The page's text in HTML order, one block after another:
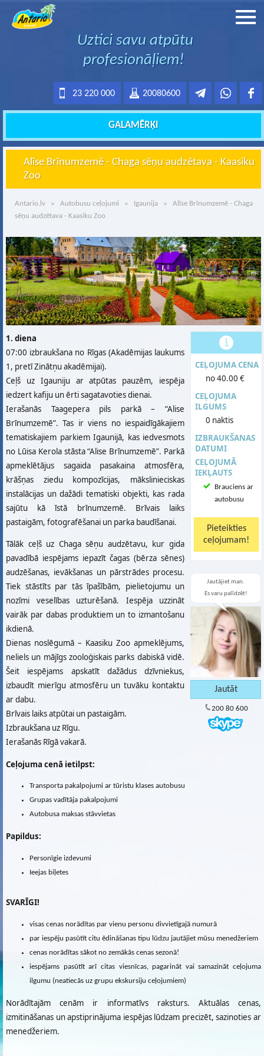
Uztici savu atpūtu
profesionāļiem!
20080600
23 220 000
GALAMĒRĶI
Alīse Brīnumzemē - Chaga sēņu audzētava - Kaasiku
Zoo
Antario.lv » Autobusu ceļojumi » Igaunija » Alīse Brīnumzemē - Chaga
sēņu audzētava - Kaasiku Zoo
CEĻOJUMA CENA
no 40.00 €
CEĻOJUMA
ILGUMS
0 naktis
IZBRAUKŠANAS
DATUMI
CEĻOJUMĀ
IEKĻAUTS
Brauciens ar
autobusu
Jautājiet man.
Es varu palīdzēt!
200 80 600
1. diena
07:00 izbraukšana no Rīgas (Akadēmijas laukums
1, pretī Zinātņu akadēmijai).
Ceļš uz Igauniju ar atpūtas pauzēm, iespēja
iedzert kafiju un ērti sagatavoties dienai.
Ierašanās Taagepera pils parkā – “Alise
Brīnumzemē”. Tas ir viens no iespaidīgākajiem
tematiskajiem parkiem Igaunijā, kas iedvesmots
no Lūisa Kerola stāsta “Alise Brīnumzemē”. Parkā
apmeklētājus sagaida pasakaina atmosfēra,
krāšņas ziedu kompozīcijas, mākslinieciskas
instalācijas un dažādi tematiski objekti, kas rada
sajūtu kā īstā brīnumzemē. Brīvais laiks
pastaigām, fotografēšanai un parka baudīšanai.
Tālāk ceļš uz Chaga sēņu audzētavu, kur gida
pavadībā iespējams iepazīt čagas (bērza sēnes)
audzēšanas, ievākšanas un pārstrādes procesu.
Tiek stāstīts par tās īpašībām, pielietojumu un
nozīmi veselības uzturēšanā. Iespēja uzzināt
vairāk par dabas produktiem un to izmantošanu
ikdienā.
Dienas noslēgumā – Kaasiku Zoo apmeklējums,
neliels un mājīgs zooloģiskais parks dabiskā vidē.
Šeit iespējams apskatīt dažādus dzīvniekus,
izbaudīt mierīgu atmosfēru un tuvāku kontaktu
ar dabu.
Brīvais laiks atpūtai un pastaigām.
Izbraukšana uz Rīgu.
Ierašanās Rīgā vakarā.
Ceļojuma cenā ietilpst:
Transporta pakalpojumi ar tūristu klases autobusu
Grupas vadītāja pakalpojumi
Autobusa maksas stāvvietas
Papildus:
Personīgie izdevumi
Ieejas biļetes
SVARĪGI!
visas cenas norādītas par vienu personu divvietīgajā numurā
par iespēju pasūtīt citu ēdināšanas tipu lūdzu jautājiet mūsu menedžeriem
cenas norādītas sākot no zemākās cenas sezonā!
iespējams pasūtīt arī citas viesnīcas, pagarināt vai samazināt ceļojuma
ilgumu (neatiecās uz grupu ekskursiju ceļojumiem)
Norādītajām cenām ir informatīvs raksturs. Aktuālas cenas,
izmitināšanas un apstiprinājuma iespējas lūdzam precizēt, sazinoties ar
menedžeriem.